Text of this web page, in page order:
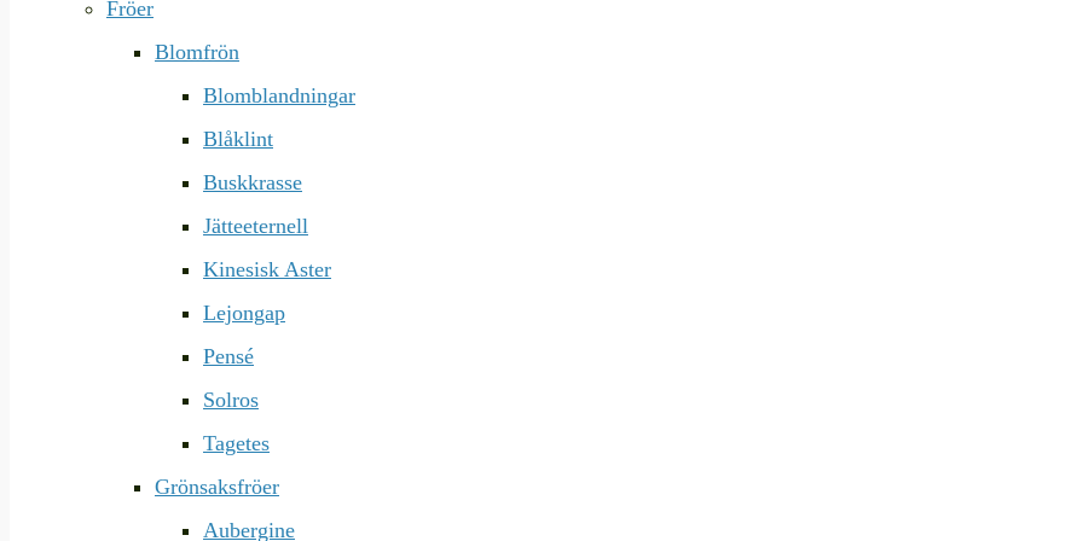
Fröer
Blomfrön
Blomblandningar
Blåklint
Buskkrasse
Jätteeternell
Kinesisk Aster
Lejongap
Pensé
Solros
Tagetes
Grönsaksfröer
Aubergine